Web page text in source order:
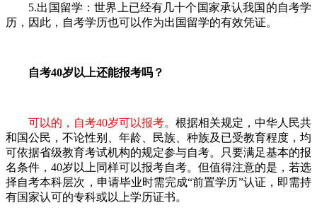
5.出国留学：世界上已经有几十个国家承认我国的自考学
历，因此，自考学历也可以作为出国留学的有效凭证。
自考40岁以上还能报考吗？
可以的，自考40岁可以报考。 根据相关规定，中华人民共
和国公民，不论性别、年龄、民族、种族及已受教育程度，均
可依据省级教育考试机构的规定参与自考。只要满足基本的报
名条件，40岁以上同样可以报考自考。但值得注意的是，若选
择自考本科层次，申请毕业时需完成“前置学历”认证，即需持
有国家认可的专科或以上学历证书。